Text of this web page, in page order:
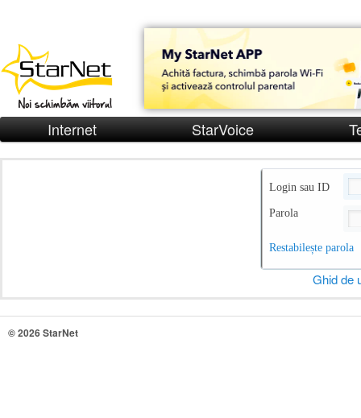
Internet StarVoice
Login sau ID
Parola
Restabilește parola
Ghid de
© 2026 StarNet